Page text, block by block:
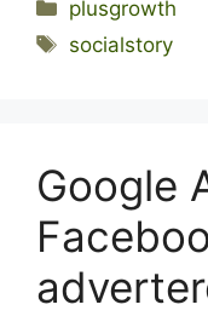
plusgrowth
Tags
socialstory
Google